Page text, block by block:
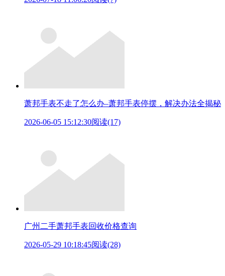
萧邦手表不走了怎么办–萧邦手表停摆，解决办法全揭秘
2026-06-05 15:12:30阅读(17)
广州二手萧邦手表回收价格查询
2026-05-29 10:18:45阅读(28)